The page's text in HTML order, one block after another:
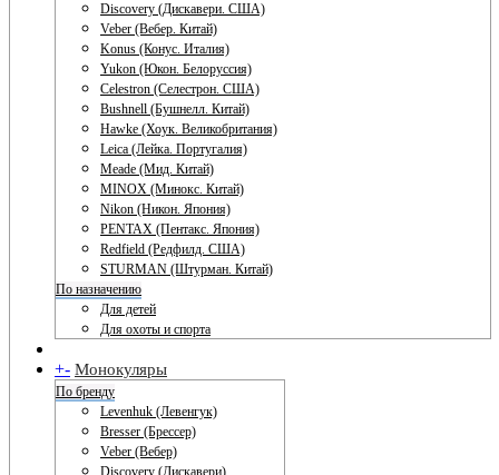
Discovery (Дискавери. США)
Veber (Вебер. Китай)
Konus (Конус. Италия)
Yukon (Юкон. Белоруссия)
Celestron (Селестрон. США)
Bushnell (Бушнелл. Китай)
Hawke (Хоук. Великобритания)
Leica (Лейка. Португалия)
Meade (Мид. Китай)
MINOX (Минокс. Китай)
Nikon (Никон. Япония)
PENTAX (Пентакс. Япония)
Redfield (Редфилд. США)
STURMAN (Штурман. Китай)
По назначению
Для детей
Для охоты и спорта
+- Монокуляры
По бренду
Levenhuk (Левенгук)
Bresser (Брессер)
Veber (Вебер)
Discovery (Дискавери)